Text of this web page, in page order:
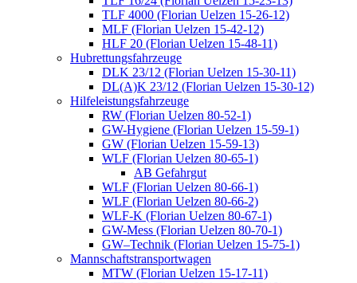
TLF 4000 (Florian Uelzen 15-26-12)
MLF (Florian Uelzen 15-42-12)
HLF 20 (Florian Uelzen 15-48-11)
Hubrettungsfahrzeuge
DLK 23/12 (Florian Uelzen 15-30-11)
DL(A)K 23/12 (Florian Uelzen 15-30-12)
Hilfeleistungsfahrzeuge
RW (Florian Uelzen 80-52-1)
GW-Hygiene (Florian Uelzen 15-59-1)
GW (Florian Uelzen 15-59-13)
WLF (Florian Uelzen 80-65-1)
AB Gefahrgut
WLF (Florian Uelzen 80-66-1)
WLF (Florian Uelzen 80-66-2)
WLF-K (Florian Uelzen 80-67-1)
GW-Mess (Florian Uelzen 80-70-1)
GW–Technik (Florian Uelzen 15-75-1)
Mannschaftstransportwagen
MTW (Florian Uelzen 15-17-11)